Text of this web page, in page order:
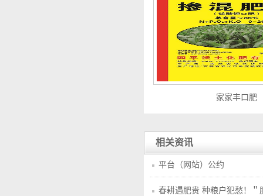
家家丰口肥
相关资讯
平台（网站）公约
春耕遇肥贵 种粮户犯愁！＂